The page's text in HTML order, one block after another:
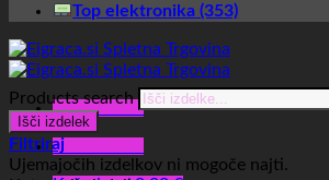
Top elektronika (353)
Glavni meni
Glavni meni
Products search
Išči izdelek
Filtriraj
Ujemajočih izdelkov ni mogoče najti.